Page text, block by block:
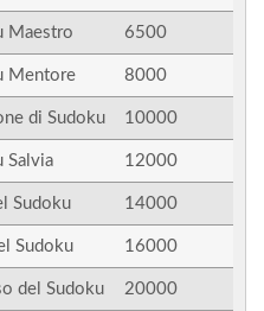
Maestro 6500
Mentore 8000
di Sudoku 10000
Salvia 12000
Sudoku 14000
Sudoku 16000
del Sudoku 20000